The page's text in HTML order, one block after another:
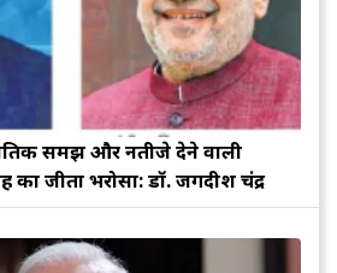
समझ और नतीजे देने वाली
का जीता भरोसा: डॉ. जगदीश चंद्र